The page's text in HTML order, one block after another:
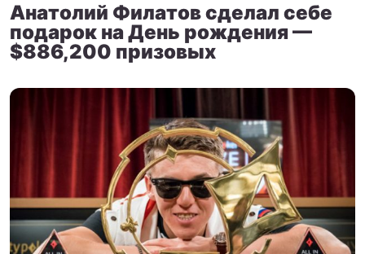
Анатолий Филатов сделал себе
подарок на День рождения —
$886,200 призовых